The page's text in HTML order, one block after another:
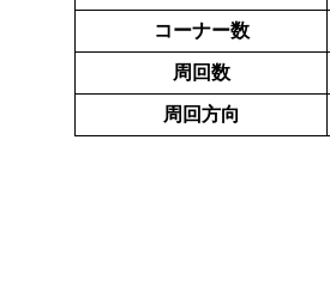
コーナー数
周回数
周回方向